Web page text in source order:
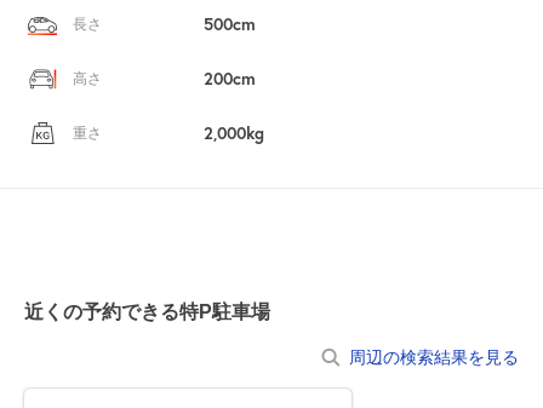
長さ 500cm
高さ 200cm
重さ 2,000kg
近くの予約できる特P駐車場
周辺の検索結果を見る